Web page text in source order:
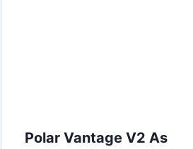
Polar Vantage V2 As